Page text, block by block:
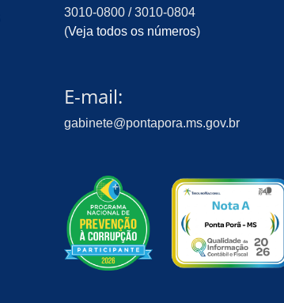
3010-0800 / 3010-0804
(Veja todos os números)
E-mail:
gabinete@pontapora.ms.gov.br